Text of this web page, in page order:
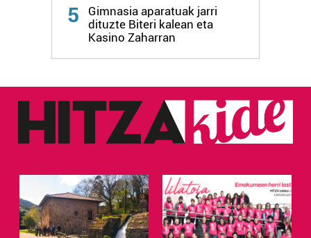
fitxategiak erabiltzen ditu. Zure esperientzia eta
zerbitzuak hobetzeko asmoz, cookie teknologiaz
irakurri
5
Gimnasia aparatuak jarri
dituzte Biteri kalean eta
Kasino Zaharran